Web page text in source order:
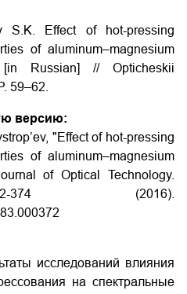
S.K. Effect of hot-pressing
of aluminum–magnesium
[in Russian] // Opticheskii
59–62.
версию:
"Effect of hot-pressing
of aluminum–magnesium
of Optical Technology.
374 (2016).
исследований влияния
на спектральные